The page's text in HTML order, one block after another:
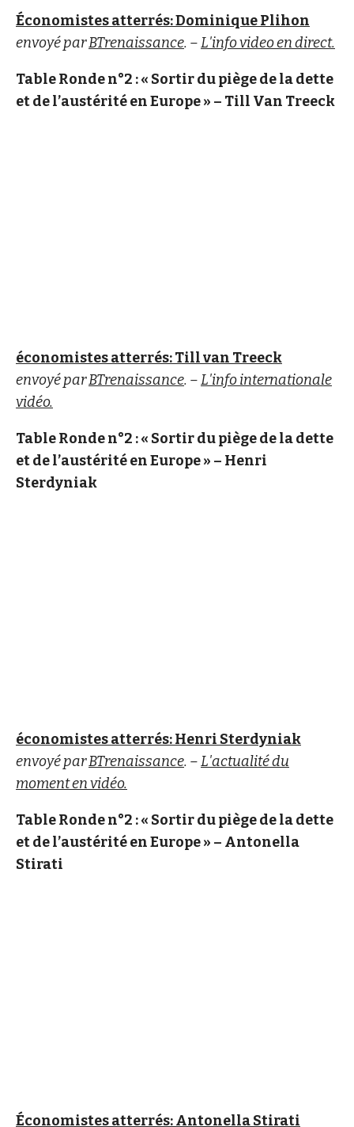
Économistes atterrés: Dominique Plihon
envoyé parBTrenaissance. –L'info video en direct.
Table Ronde n°2 : « Sortir du piège de la dette
et de l’austérité en Europe » – Till Van Treeck
économistes atterrés: Till van Treeck
envoyé parBTrenaissance. –L'info internationale
vidéo.
Table Ronde n°2 : « Sortir du piège de la dette
et de l’austérité en Europe » – Henri
Sterdyniak
économistes atterrés: Henri Sterdyniak
envoyé parBTrenaissance. –L'actualité du
moment en vidéo.
Table Ronde n°2 : « Sortir du piège de la dette
et de l’austérité en Europe » – Antonella
Stirati
Économistes atterrés: Antonella Stirati